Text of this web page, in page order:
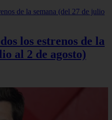
los estrenos de la
al 2 de agosto)